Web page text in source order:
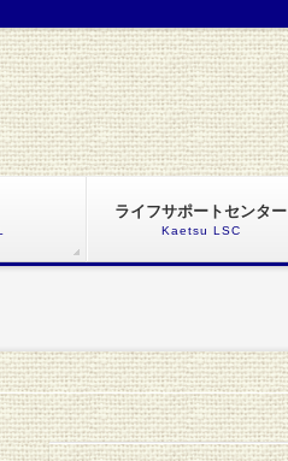
ライフサポートセンター
Kaetsu LSC